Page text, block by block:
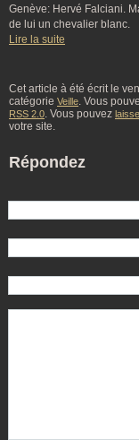
Genève: Hervé Falciani.
de lui un chevalier blanc.
Lire la suite
Cet article à été écrit le
catégorie Veille. Vous
RSS 2.0. Vous pouvez
votre site.
Répondez